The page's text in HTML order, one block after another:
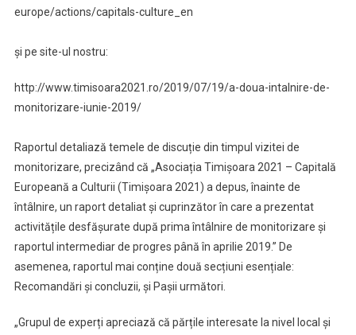
europe/actions/capitals-culture_en
și pe site-ul nostru:
http://www.timisoara2021.ro/2019/07/19/a-doua-intalnire-de-
monitorizare-iunie-2019/
Raportul detaliază temele de discuție din timpul vizitei de
monitorizare, precizând că „Asociația Timișoara 2021 – Capitală
Europeană a Culturii (Timișoara 2021) a depus, înainte de
întâlnire, un raport detaliat și cuprinzător în care a prezentat
activitățile desfășurate după prima întâlnire de monitorizare și
raportul intermediar de progres până în aprilie 2019.” De
asemenea, raportul mai conține două secțiuni esențiale:
Recomandări și concluzii, și Pașii următori.
„Grupul de experți apreciază că părțile interesate la nivel local și